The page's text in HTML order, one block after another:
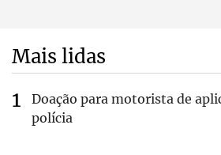
Mais lidas
Doação para motorista de
polícia